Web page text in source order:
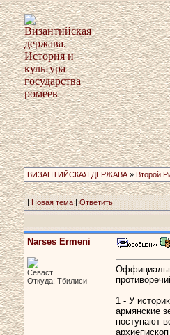
ВИЗАНТИЙСКАЯ ДЕРЖАВА » Второй
| Новая тема|Ответить |
Narses Ermeni
Севаст
Откуда: Тбилиси
1 - У
армянские
поступают